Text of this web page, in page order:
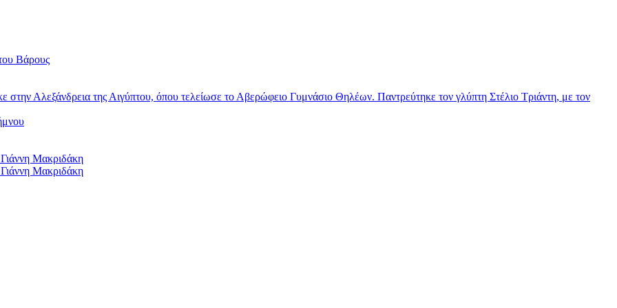
Βάρους
Αλεξάνδρεια της Αιγύπτου, όπου τελείωσε το Αβερώφειο Γυμνάσιο Θηλέων. Παντρεύτηκε τον γλύπτη Στέλιο Τριάντη, με τον
Μακριδάκη
Μακριδάκη